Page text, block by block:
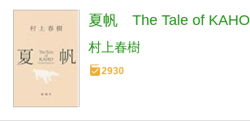
夏帆 The Tale of KAHO
村上春樹
2930